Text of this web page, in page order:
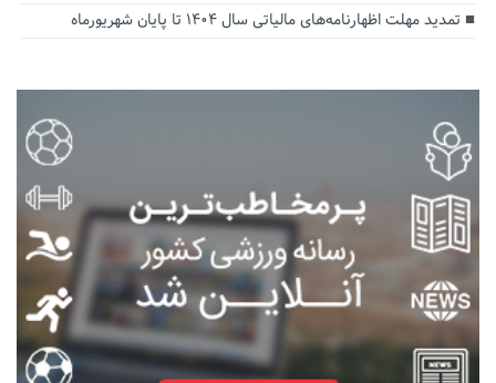
تمدید مهلت اظهارنامه‌های مالیاتی سال ۱۴۰۴ تا پایان شهریورماه